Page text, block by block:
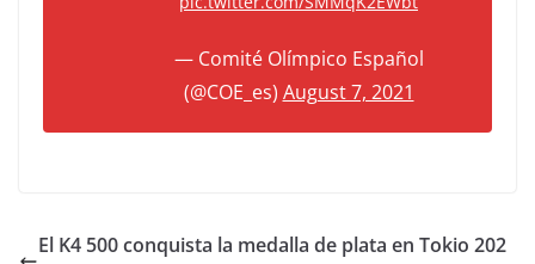
— Comité Olímpico Español
(@COE_es) August 7, 2021
El K4 500 conquista la medalla de plata en Tokio 202